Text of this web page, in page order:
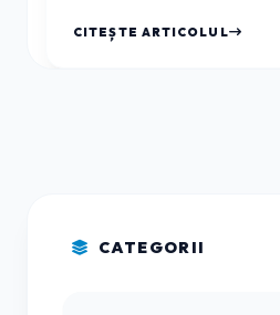
CITEȘTE ARTICOLUL
CATEGORII